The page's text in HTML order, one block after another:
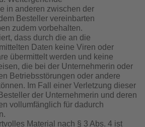
in anderen zwischen der
Besteller vereinbarten
zudem vorbehalten.
dass durch die an die
Daten keine Viren oder
übermittelt werden und keine
die bei der Unternehmerin oder
Betriebsstörungen oder andere
Im Fall einer Verletzung dieser
der Unternehmerin und deren
vollumfänglich für dadurch
Material nach § 3 Abs. 4 ist